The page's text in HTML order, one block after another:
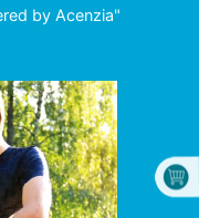
by Acenzia"